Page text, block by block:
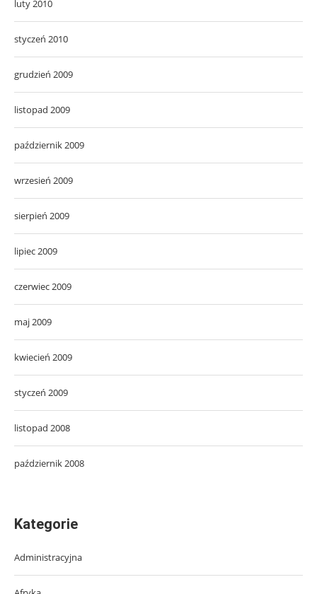
luty 2010
styczeń 2010
grudzień 2009
listopad 2009
październik 2009
wrzesień 2009
sierpień 2009
lipiec 2009
czerwiec 2009
maj 2009
kwiecień 2009
styczeń 2009
listopad 2008
październik 2008
Kategorie
Administracyjna